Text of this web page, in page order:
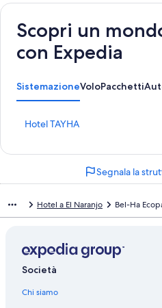
Scopri un
con Expedia
SistemazioneVoloPacchetti
Hotel TAYHA
L
h
p
e
l
a
a
Segnala la
Hotel a El Naranjo Bel-Ha
Società
Chi siamo